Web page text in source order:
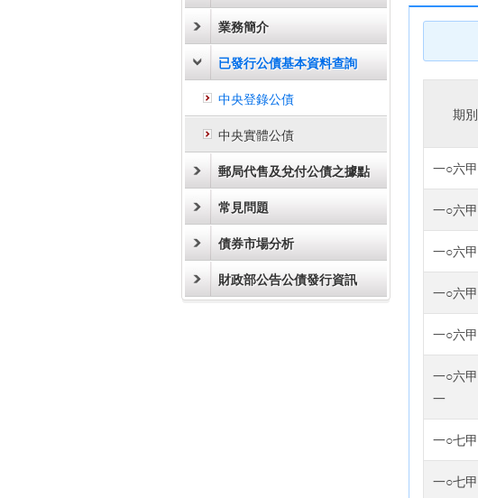
業務簡介
已發行公債基本資料查詢
中央登錄公債
中央實體公債
郵局代售及兌付公債之據點
常見問題
債券市場分析
財政部公告公債發行資訊
期別
一○六
一○六
一○六
一○六
一○六
一○六
一
一○七
一○七